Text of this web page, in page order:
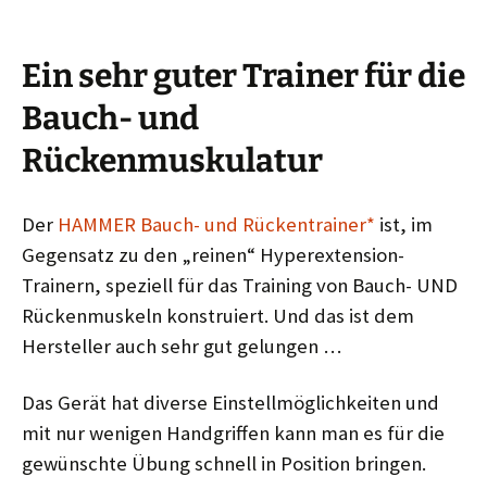
Ein sehr guter Trainer für die
Bauch- und
Rückenmuskulatur
Der HAMMER Bauch- und Rückentrainer* ist, im
Gegensatz zu den „reinen“ Hyperextension-
Trainern, speziell für das Training von Bauch- UND
Rückenmuskeln konstruiert. Und das ist dem
Hersteller auch sehr gut gelungen …
Das Gerät hat diverse Einstellmöglichkeiten und
mit nur wenigen Handgriffen kann man es für die
gewünschte Übung schnell in Position bringen.